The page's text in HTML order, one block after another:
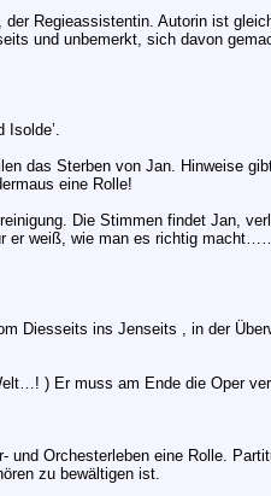
Regieassistentin. Autorin ist
und unbemerkt, sich davon
das Sterben von Jan. Hinweise
eine Rolle!
Die Stimmen findet Jan,
er weiß, wie man es richtig
Diesseits ins Jenseits , in der
) Er muss am Ende die Oper
und Orchesterleben eine Rolle.
zu bewältigen ist.